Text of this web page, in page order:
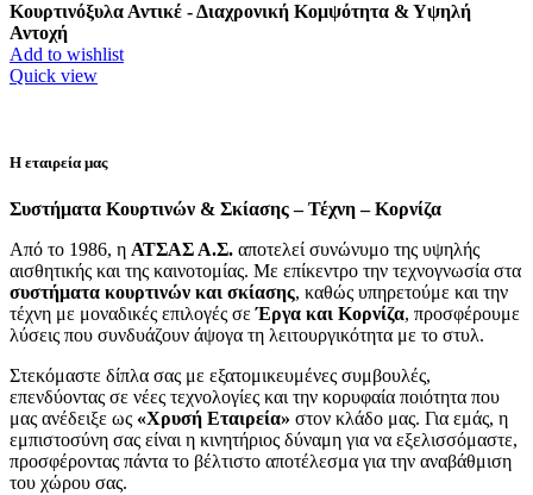
Κουρτινόξυλα Αντικέ - Διαχρονική Κομψότητα & Υψηλή
Αντοχή
Add to wishlist
Quick view
Η εταιρεία μας
Συστήματα Κουρτινών & Σκίασης – Τέχνη – Κορνίζα
Από το 1986, η ΑΤΣΑΣ Α.Σ. αποτελεί συνώνυμο της υψηλής
αισθητικής και της καινοτομίας. Με επίκεντρο την τεχνογνωσία στα
συστήματα κουρτινών και σκίασης, καθώς υπηρετούμε και την
τέχνη με μοναδικές επιλογές σεΈργα και Κορνίζα, προσφέρουμε
λύσεις που συνδυάζουν άψογα τη λειτουργικότητα με το στυλ.
Στεκόμαστε δίπλα σας με εξατομικευμένες συμβουλές,
επενδύοντας σε νέες τεχνολογίες και την κορυφαία ποιότητα που
μας ανέδειξε ως «Χρυσή Εταιρεία» στον κλάδο μας. Για εμάς, η
εμπιστοσύνη σας είναι η κινητήριος δύναμη για να εξελισσόμαστε,
προσφέροντας πάντα το βέλτιστο αποτέλεσμα για την αναβάθμιση
του χώρου σας.